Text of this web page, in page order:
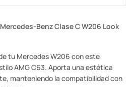
Benz Clase C W206 Look
tu Mercedes W206 con este
AMG C63. Aporta una estética
manteniendo la compatibilidad con